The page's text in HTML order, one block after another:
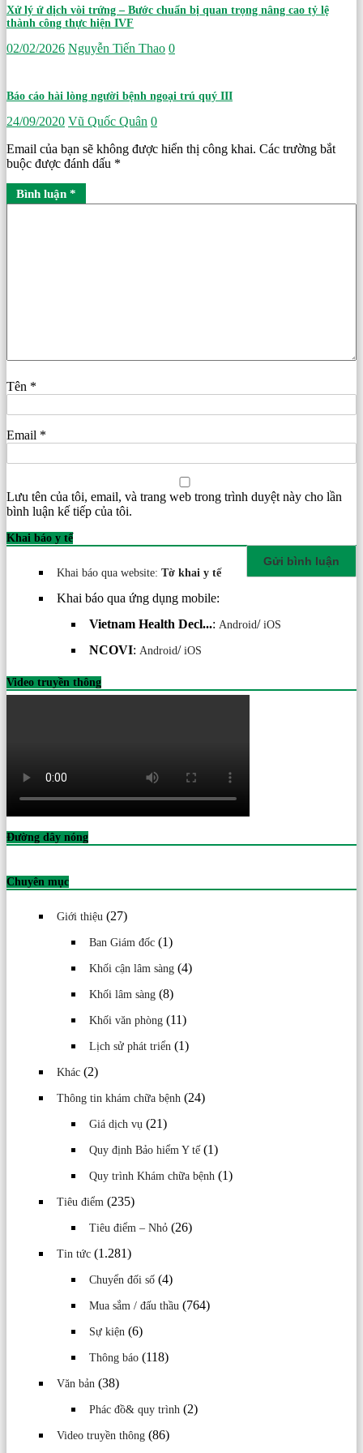
Xử lý ứ dịch vòi trứng – Bước chuẩn bị quan trọng nâng cao tỷ lệ
thành công thực hiện IVF
02/02/2026 Nguyễn Tiến Thao 0
Báo cáo hài lòng người bệnh ngoại trú quý III
24/09/2020 Vũ Quốc Quân 0
Email của bạn sẽ không được hiển thị công khai. Các trường bắt
buộc được đánh dấu *
Bình luận *
Tên *
Email *
Lưu tên của tôi, email, và trang web trong trình duyệt này cho lần
bình luận kế tiếp của tôi.
Khai báo y tế
Khai báo qua website: Tờ khai y tế
Khai báo qua ứng dụng mobile:
Vietnam Health Decl...: Android/ iOS
NCOVI: Android/ iOS
Video truyền thông
Đường dây nóng
Chuyên mục
Giới thiệu (27)
Ban Giám đốc (1)
Khối cận lâm sàng (4)
Khối lâm sàng (8)
Khối văn phòng (11)
Lịch sử phát triển (1)
Khác (2)
Thông tin khám chữa bệnh (24)
Giá dịch vụ (21)
Quy định Bảo hiểm Y tế(1)
Quy trình Khám chữa bệnh (1)
Tiêu điểm (235)
Tiêu điểm – Nhỏ (26)
Tin tức (1.281)
Chuyển đối số (4)
Mua sắm / đấu thầu (764)
Sự kiện (6)
Thông báo (118)
Văn bản (38)
Phác đồ& quy trình (2)
Video truyền thông (86)